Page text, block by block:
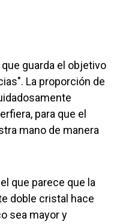
guarda el objetivo
La proporción de
para que el
mano de manera
que parece que la
doble cristal hace
sea mayor y